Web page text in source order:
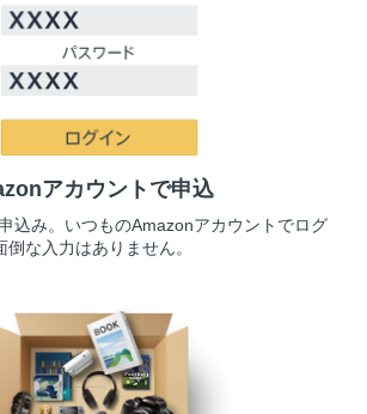
アカウントで申込
込み。いつものAmazonアカウントでログ
な入力はありません。